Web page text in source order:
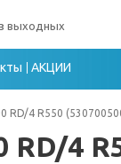
выходных
АКЦИИ
RD/4 R550
RD/4